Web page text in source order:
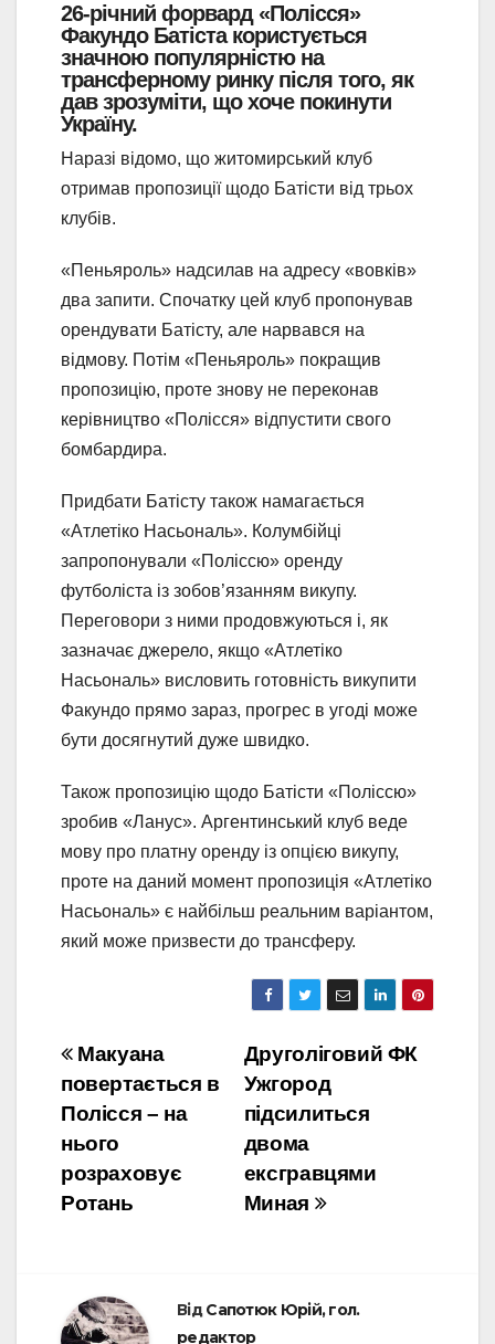
26-річний форвард «Полісся»
Факундо Батіста користується
значною популярністю на
трансферному ринку після того, як
дав зрозуміти, що хоче покинути
Україну.
Наразі відомо, що житомирський клуб
отримав пропозиції щодо Батісти від трьох
клубів.
«Пеньяроль» надсилав на адресу «вовків»
два запити. Спочатку цей клуб пропонував
орендувати Батісту, але нарвався на
відмову. Потім «Пеньяроль» покращив
пропозицію, проте знову не переконав
керівництво «Полісся» відпустити свого
бомбардира.
Придбати Батісту також намагається
«Атлетіко Насьональ». Колумбійці
запропонували «Поліссю» оренду
футболіста із зобов’язанням викупу.
Переговори з ними продовжуються і, як
зазначає джерело, якщо «Атлетіко
Насьональ» висловить готовність викупити
Факундо прямо зараз, прогрес в угоді може
бути досягнутий дуже швидко.
Також пропозицію щодо Батісти «Поліссю»
зробив «Ланус». Аргентинський клуб веде
мову про платну оренду із опцією викупу,
проте на даний момент пропозиція «Атлетіко
Насьональ» є найбільш реальним варіантом,
який може призвести до трансферу.
Навігація
записів
Друголіговий ФК
Ужгород
підсилиться
двома
ексгравцями
Миная
Макуана
повертається в
Полісся – на
нього
розраховує
Ротань
ВідСапотюк Юрій, гол.
редактор